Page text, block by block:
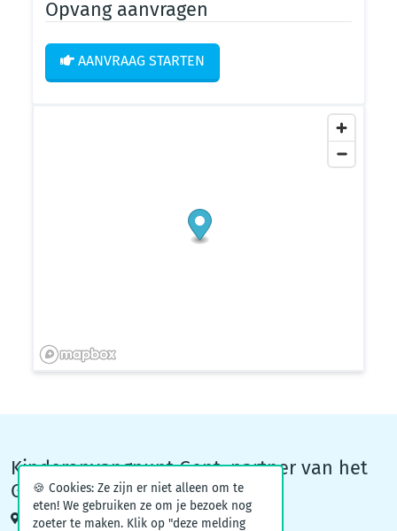
Opvang aanvragen
AANVRAAG STARTEN
Kinderopvangpunt Gent, partner van het
Groeiteam
Woodrow Wilsonplein 1, 9000 Gent
🍪 Cookies: Ze zijn er niet alleen om te
eten! We gebruiken ze om je bezoek nog
zoeter te maken. Klik op "deze melding